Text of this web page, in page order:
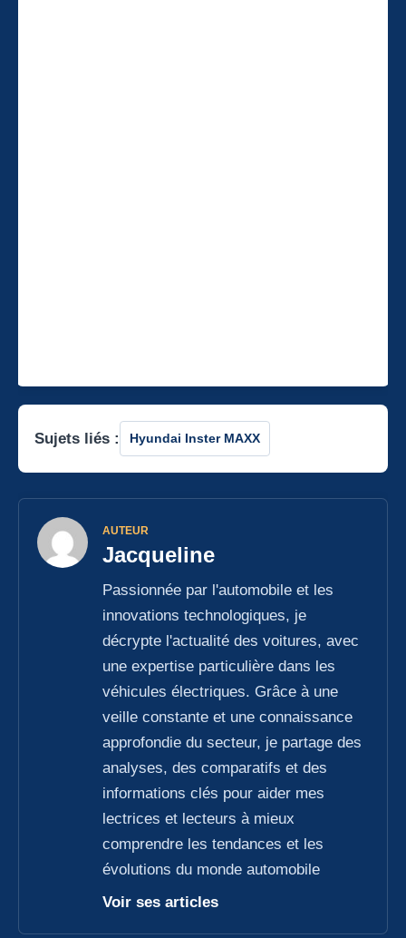
Sujets liés : Hyundai Inster MAXX
AUTEUR
Jacqueline
Passionnée par l'automobile et les
innovations technologiques, je
décrypte l'actualité des voitures, avec
une expertise particulière dans les
véhicules électriques. Grâce à une
veille constante et une connaissance
approfondie du secteur, je partage des
analyses, des comparatifs et des
informations clés pour aider mes
lectrices et lecteurs à mieux
comprendre les tendances et les
évolutions du monde automobile
Voir ses articles